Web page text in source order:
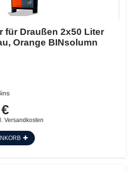
für Draußen 2x50 Liter
Orange BINsolumn
Versandkosten